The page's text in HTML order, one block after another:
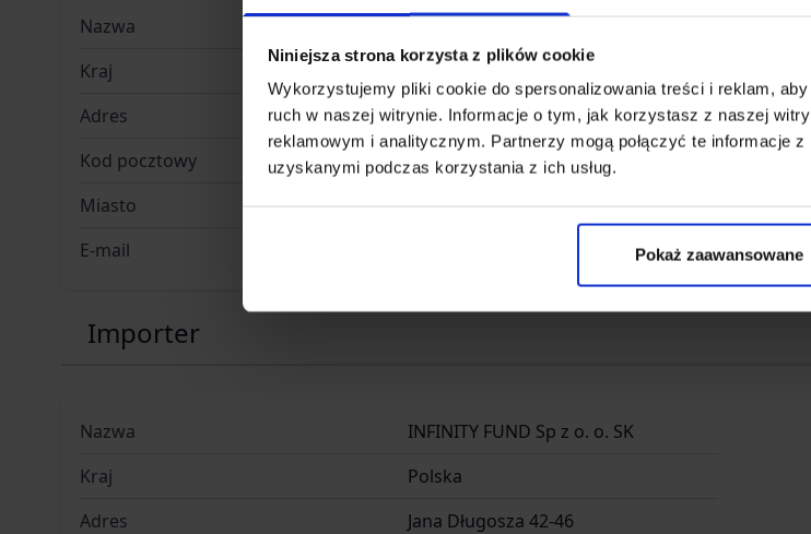
Niniejsza strona korzysta z plików cookie
Wykorzystujemy pliki cookie do spersonalizowania treści i reklam,
ruch w naszej witrynie. Informacje o tym, jak korzystasz z naszej
reklamowym i analitycznym. Partnerzy mogą połączyć te informacje
uzyskanymi podczas korzystania z ich usług.
Pokaż zaawansowane
Nazwa
Kraj
Polska
Adres
ul. Jana Długosza 42-46
Kod pocztowy
51-162
Miasto
Wrocław
E-mail
Importer
Nazwa
INFINITY FUND Sp z o. o. SK
Kraj
Polska
Adres
Jana Długosza 42-46